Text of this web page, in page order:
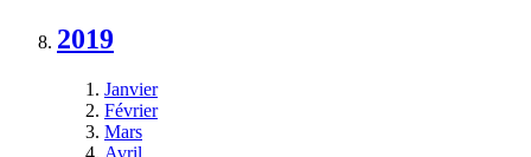
2019
Janvier
Février
Mars
Avril